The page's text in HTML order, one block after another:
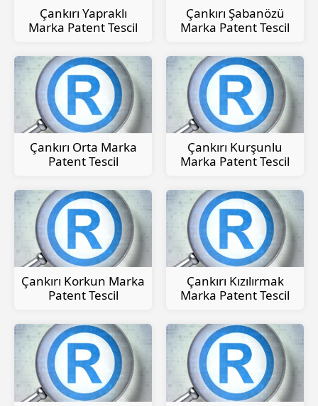
Çankırı Yapraklı
Marka Patent Tescil
Çankırı Şabanözü
Marka Patent Tescil
Çankırı Orta Marka
Patent Tescil
Çankırı Kurşunlu
Marka Patent Tescil
Çankırı Korkun Marka
Patent Tescil
Çankırı Kızılırmak
Marka Patent Tescil